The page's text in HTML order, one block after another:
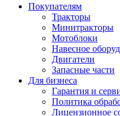
Покупателям
Тракторы
Минитракторы
Мотоблоки
Навесное
Двигатели
Запасные части
Для бизнеса
Гарантия и
Политика
Лицензионное